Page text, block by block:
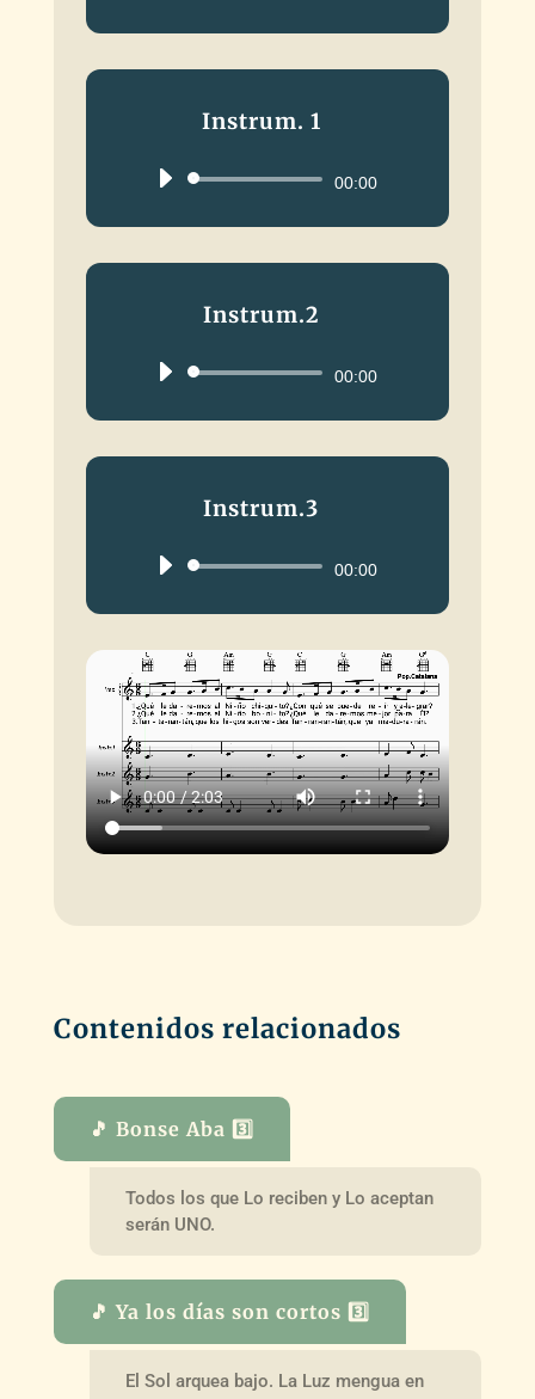
Instrum. 1
Reproductor00:00
Instrum.2
Reproductor00:00
Instrum.3
Reproductor00:00
Contenidos relacionados
🎵 Bonse Aba 3️⃣
Todos los que Lo reciben y Lo aceptan
serán UNO.
🎵 Ya los días son cortos 3️⃣
El Sol arquea bajo. La Luz mengua en